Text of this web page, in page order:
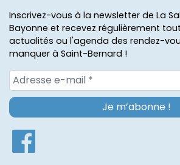
Inscrivez-vous à la newsletter de La
Bayonne et recevez régulièrement
actualités ou l'agenda des rendez-
manquer à Saint-Bernard !